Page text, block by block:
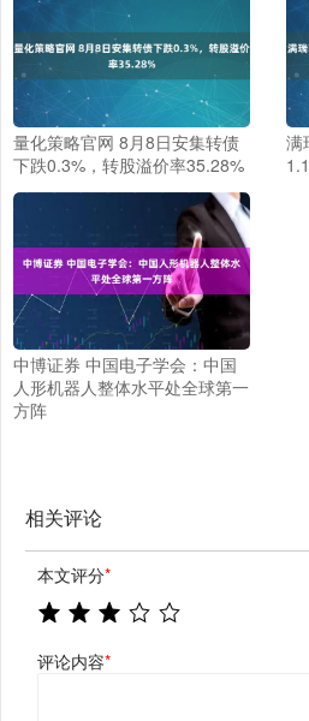
量化策略官网 8月8日安集转债
下跌0.3%，转股溢价率35.28%
满
中博证券 中国电子学会：中国
人形机器人整体水平处全球第一
方阵
相关评论
本文评分*
评论内容*